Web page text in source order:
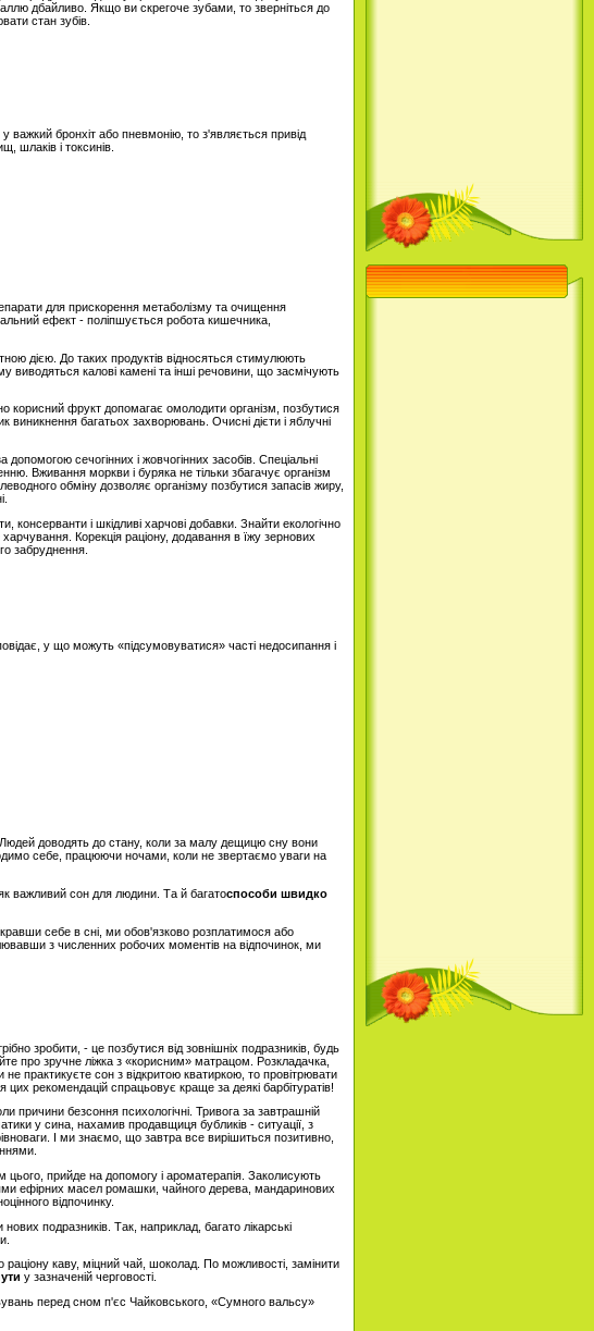
дбайливо. Якщо ви скрегоче зубами, то зверніться до
стан зубів.
важкий бронхіт або пневмонію, то з'являється привід
шлаків і токсинів.
для прискорення метаболізму та очищення
ефект - поліпшується робота кишечника,
дією. До таких продуктів відносяться стимулюють
виводяться калові камені та інші речовини, що засмічують
корисний фрукт допомагає омолодити організм, позбутися
багатьох захворювань. Очисні дієти і яблучні
сечогінних і жовчогінних засобів. Спеціальні
Вживання моркви і буряка не тільки збагачує організм
обміну дозволяє організму позбутися запасів жиру,
і шкідливі харчові добавки. Знайти екологічно
Корекція раціону, додавання в їжу зернових
забруднення.
у що можуть «підсумовуватися» часті недосипання і
доводять до стану, коли за малу дещицю сну вони
себе, працюючи ночами, коли не звертаємо уваги на
важливий сон для людини. Та й багатоспособи швидко
себе в сні, ми обов'язково розплатимося або
з численних робочих моментів на відпочинок, ми
зробити, - це позбутися від зовнішніх подразників, будь
про зручне ліжка з «корисним» матрацом. Розкладачка,
не практикуєте сон з відкритою кватиркою, то провітрювати
рекомендацій спрацьовує краще за деякі барбітуратів!
причини безсоння психологічні. Тривога за завтрашній
у сина, нахамив продавщиця бубликів - ситуації, з
І ми знаємо, що завтра все вирішиться позитивно,
цього, прийде на допомогу і ароматерапія. Заколисують
ефірних масел ромашки, чайного дерева, мандаринових
відпочинку.
подразників. Так, наприклад, багато лікарські
каву, міцний чай, шоколад. По можливості, замінити
у зазначеній черговості.
перед сном п'єс Чайковського, «Сумного вальсу»